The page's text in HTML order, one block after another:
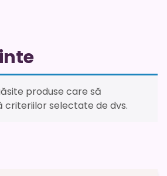
produse care să
criteriilor selectate de dvs.